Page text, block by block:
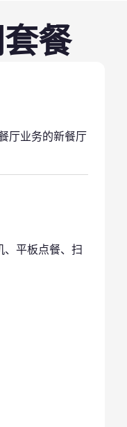
餐
厅业务的新餐厅
、平板点餐、扫